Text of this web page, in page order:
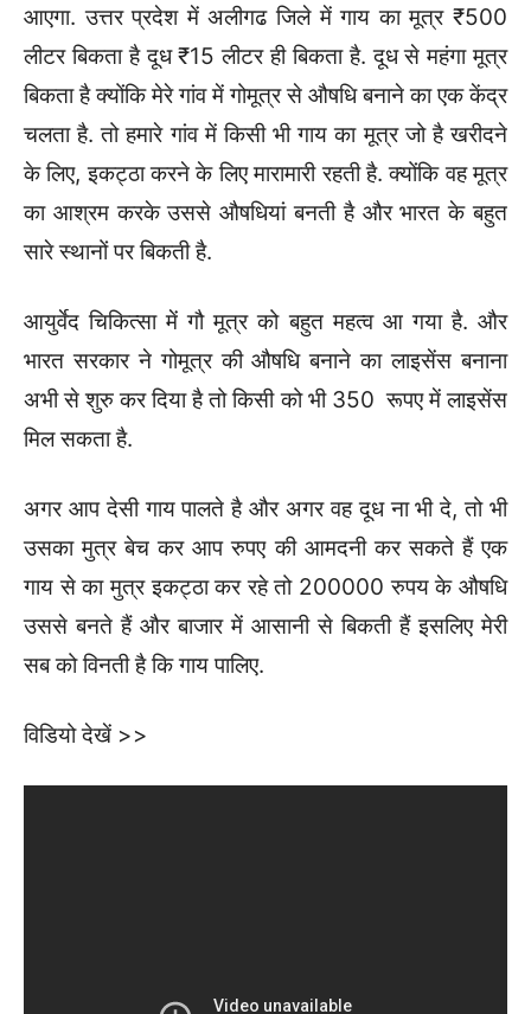
आएगा. उत्तर प्रदेश में अलीगढ जिले में गाय का मूत्र ₹500
लीटर बिकता है दूध ₹15 लीटर ही बिकता है. दूध से महंगा मूत्र
बिकता है क्योंकि मेरे गांव में गोमूत्र से औषधि बनाने का एक केंद्र
चलता है. तो हमारे गांव में किसी भी गाय का मूत्र जो है खरीदने
के लिए, इकट्ठा करने के लिए मारामारी रहती है. क्योंकि वह मूत्र
का आश्रम करके उससे औषधियां बनती है और भारत के बहुत
सारे स्थानों पर बिकती है.
आयुर्वेद चिकित्सा में गौ मूत्र को बहुत महत्व आ गया है. और
भारत सरकार ने गोमूत्र की औषधि बनाने का लाइसेंस बनाना
अभी से शुरु कर दिया है तो किसी को भी 350 रूपए में लाइसेंस
मिल सकता है.
अगर आप देसी गाय पालते है और अगर वह दूध ना भी दे, तो भी
उसका मुत्र बेच कर आप रुपए की आमदनी कर सकते हैं एक
गाय से का मुत्र इकट्ठा कर रहे तो 200000 रुपय के औषधि
उससे बनते हैं और बाजार में आसानी से बिकती हैं इसलिए मेरी
सब को विनती है कि गाय पालिए.
विडियो देखें >>